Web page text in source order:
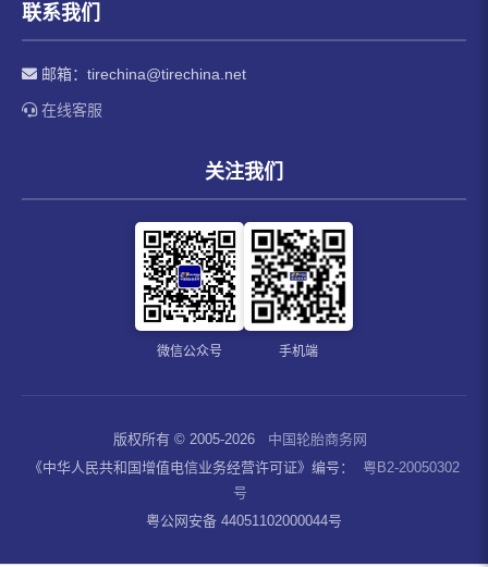
联系我们
邮箱： tirechina@tirechina.net
在线客服
关注我们
微信公众号 手机端
版权所有 © 2005-2026
中国轮胎商务网
《中华人民共和国增值电信业务经营许可证》编号：
粤B2-20050302
号
粤公网安备 44051102000044号